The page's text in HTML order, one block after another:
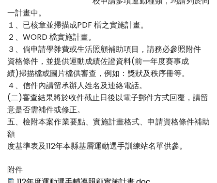
一計畫中。
１、已核章並掃描成PDF 檔之實施計畫。
２、WORD 檔實施計畫。
３、倘申請學雜費或生活照顧補助項目，請務必參照附件
資格條件，並提供運動成績佐證資料(前一年度賽事成
績)掃描檔或圖片檔供審查，例如：獎狀及秩序冊等。
４、信件內請留承辦人姓名及連絡電話。
(二)審查結果將於收件截止日後以電子郵件方式回覆，請留
意是否需補件或修正。
五、檢附本案作業要點、實施計畫格式、申請資格條件補助
額
度基準表及112年本縣基層運動選手訓練站名單供參。
附件